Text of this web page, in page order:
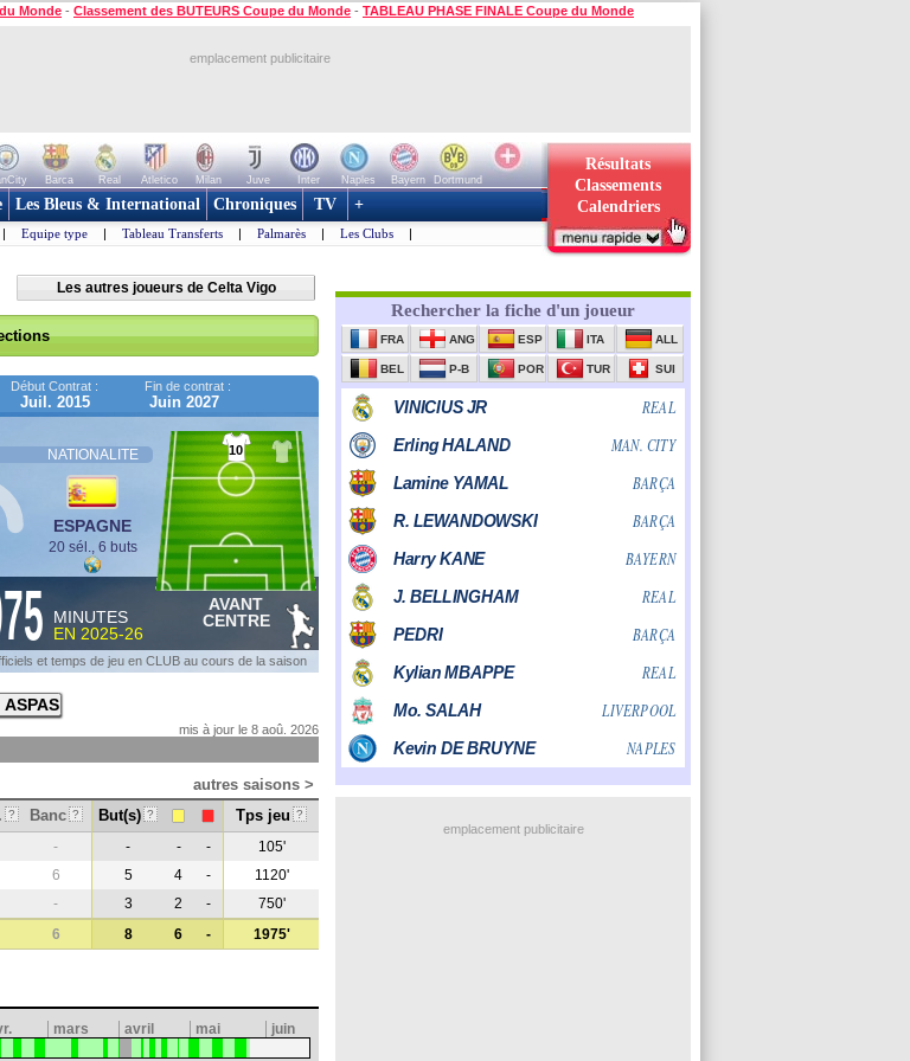
Monde - Classement des BUTEURS Coupe du Monde - TABLEAU PHASE FINALE Coupe du Monde
emplacement publicitaire
Barca Real Atletico Milan Juve Inter Naples Bayern
Dortmund
Résultats
Classements
Calendriers
Les Bleus & International Chroniques TV +
| Equipe type | Tableau Transferts | Palmarès | Les Clubs |
Les autres joueurs de Celta Vigo
Début Contrat :
Juil. 2015
Fin de contrat :
Juin 2027
NATIONALITE
ESPAGNE
20 sél., 6 buts
10
MINUTES
EN 2025-26
AVANT
CENTRE
et temps de jeu en CLUB au cours de la saison
mis à jour le 8 aoû. 2026
autres saisons >
? Banc ? But(s) ? Tps jeu ?
- - - -
105'
6 5 4 -
1120'
- 3 2 -
750'
6 8 6 - 1975'
mars avril mai juin
emplacement publicitaire